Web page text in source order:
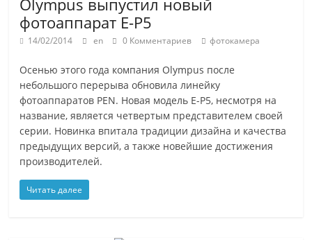
Olympus выпустил новый
фотоаппарат E-P5
14/02/2014 en 0 Комментариев фотокамера
Осенью этого года компания Olympus после
небольшого перерыва обновила линейку
фотоаппаратов PEN. Новая модель E-P5, несмотря на
название, является четвертым представителем своей
серии. Новинка впитала традиции дизайна и качества
предыдущих версий, а также новейшие достижения
производителей.
Читать далее